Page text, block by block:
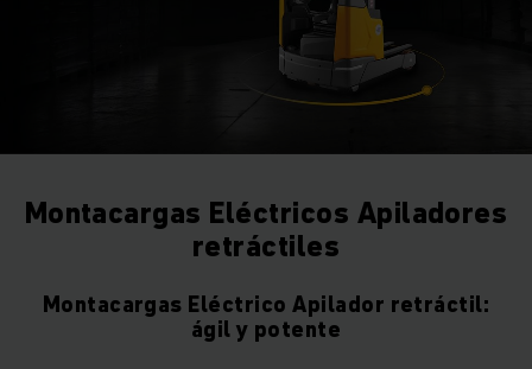
Montacargas Eléctricos Apiladores
retráctiles
Montacargas Eléctrico Apilador retráctil:
ágil y potente